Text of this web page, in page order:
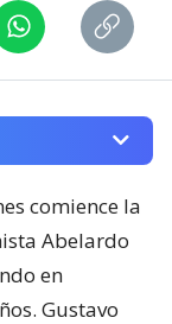
comience la
Abelardo
en
Gustavo